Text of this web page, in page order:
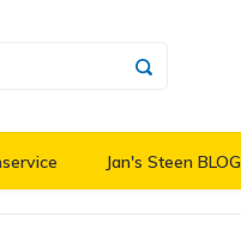
Jan's Steen BLOG